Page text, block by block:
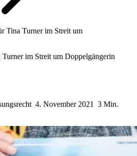
Tina Turner im Streit um
im Streit um Doppelgängerin
4. November 2021 3 Min.